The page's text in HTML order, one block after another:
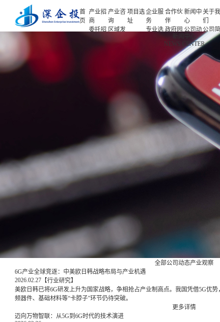
首
页
产业招
商
委托招
招商策
产业咨
询
区域发
项目选
址
企业服
务
专业选
投融资
服务
合作伙
伴
政府园
区
企业客
户
行业协
会
基金公
司
新闻中
心
公司动
产业观
察
关于
们
公司
介
人力
源
联系
产业咨询
新闻中心
NEWS CENTER
全部公司动态产业观察
6G产业全球竞逐：中美欧日韩战略布局与产业机遇
2026.02.27 【行业研究】
美欧日韩已将6G研发上升为国家战略，争相抢占产业制高点。我国凭借5G优
频器件、基础材料等“卡脖子”环节仍待突破。
更多详情
迈向万物智联：从5G到6G时代的技术演进